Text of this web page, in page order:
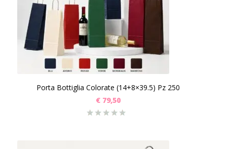
Porta Bottiglia Colorate (14+8×39.5) Pz 250
€ 79,50